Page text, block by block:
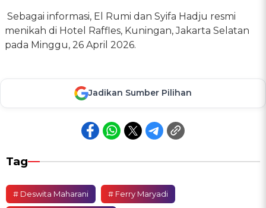
Sebagai informasi, El Rumi dan Syifa Hadju resmi
menikah di Hotel Raffles, Kuningan, Jakarta Selatan
pada Minggu, 26 April 2026.
Jadikan Sumber Pilihan
Tag
# Deswita Maharani # Ferry Maryadi